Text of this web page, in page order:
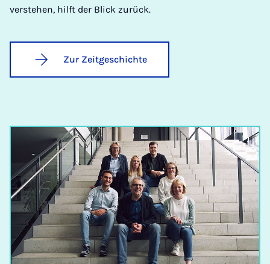
verstehen, hilft der Blick zurück.
Zur Zeitgeschichte